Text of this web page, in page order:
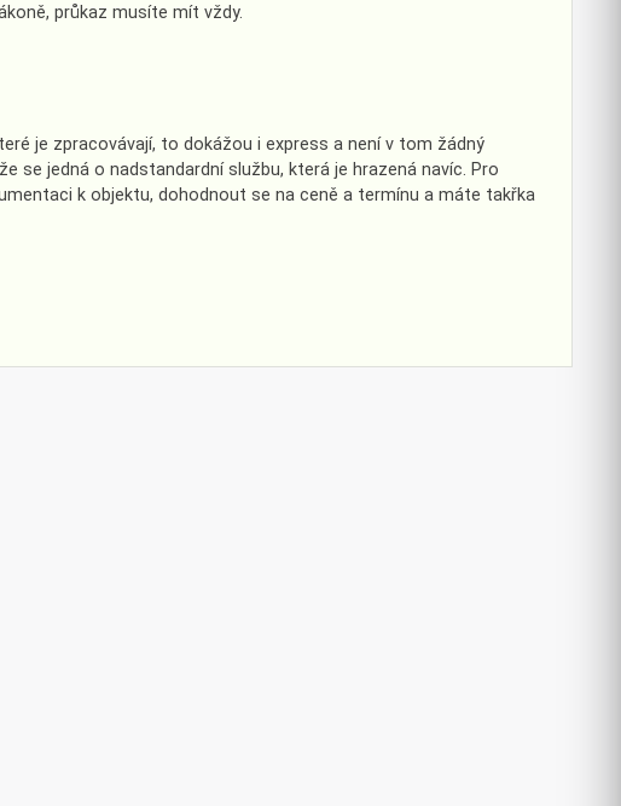
průkaz musíte mít vždy.
je zpracovávají, to dokážou i express a není v tom žádný
se jedná o nadstandardní službu, která je hrazená navíc. Pro
k objektu, dohodnout se na ceně a termínu a máte takřka